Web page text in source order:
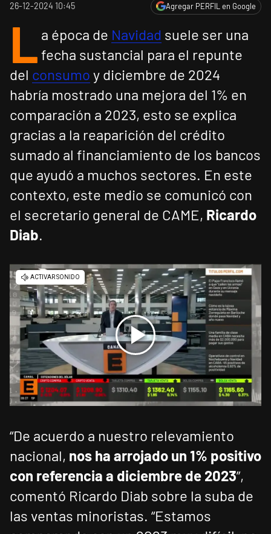
26-12-2024 10:45 Agregar PERFIL en Google
L a época de Navidad suele ser una
fecha sustancial para el repunte
del consumo y diciembre de 2024
habría mostrado una mejora del 1% en
comparación a 2023, esto se explica
gracias a la reaparición del crédito
sumado al financiamiento de los bancos
que ayudó a muchos sectores. En este
contexto, este medio se comunicó con
el secretario general de CAME, Ricardo
Diab.
“De acuerdo a nuestro relevamiento
nacional, nos ha arrojado un 1% positivo
con referencia a diciembre de 2023”,
comentó Ricardo Diab sobre la suba de
las ventas minoristas. “Estamos